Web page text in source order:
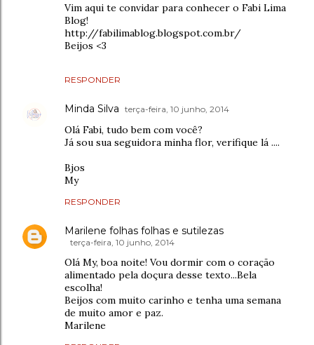
Vim aqui te convidar para conhecer o Fabi Lima
Blog!
http://fabilimablog.blogspot.com.br/
Beijos <3
RESPONDER
Minda Silva terça-feira, 10 junho, 2014
Olá Fabi, tudo bem com você?
Já sou sua seguidora minha flor, verifique lá ....
Bjos
My
RESPONDER
Marilene folhas folhas e sutilezas
terça-feira, 10 junho, 2014
Olá My, boa noite! Vou dormir com o coração
alimentado pela doçura desse texto...Bela
escolha!
Beijos com muito carinho e tenha uma semana
de muito amor e paz.
Marilene